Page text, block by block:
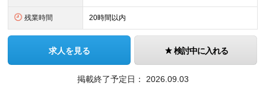
残業時間 20時間以内
求人を見る 検討中に入れる
掲載終了予定日： 2026.09.03